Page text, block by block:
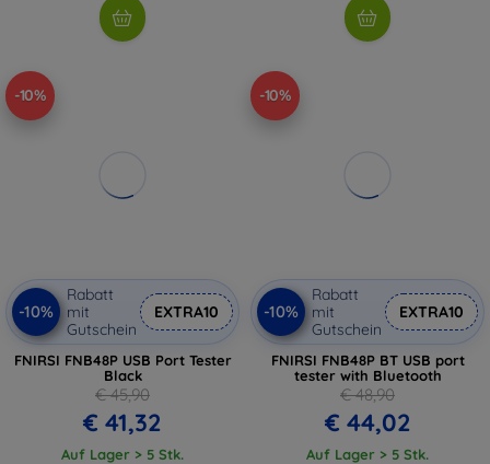
-10%
-10%
Rabatt
mit
Gutschein
EXTRA10
FNIRSI FNB48P USB Port Tester
Black
€ 45,90
€ 41,32
Auf Lager > 5 Stk.
-10%
-10%
Rabatt
mit
Gutschein
EXTRA10
FNIRSI FNB48P BT USB port
tester with Bluetooth
€ 48,90
€ 44,02
Auf Lager > 5 Stk.